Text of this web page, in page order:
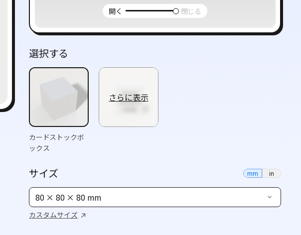
開く 閉じる
選択する
カードストックボ
ックス
さらに表示
サイズ mm in
80 × 80 × 80 mm
カスタムサイズ